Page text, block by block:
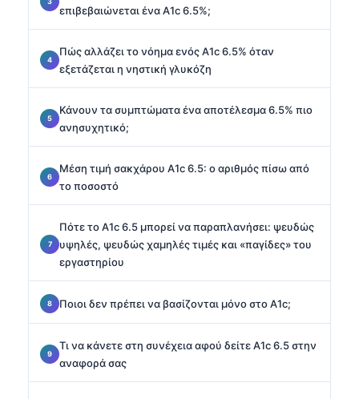
επιβεβαιώνεται ένα A1c 6.5%;
Πώς αλλάζει το νόημα ενός A1c 6.5% όταν
εξετάζεται η νηστική γλυκόζη
Κάνουν τα συμπτώματα ένα αποτέλεσμα 6.5% πιο
ανησυχητικό;
Μέση τιμή σακχάρου A1c 6.5: ο αριθμός πίσω από
το ποσοστό
Πότε το A1c 6.5 μπορεί να παραπλανήσει: ψευδώς
υψηλές, ψευδώς χαμηλές τιμές και «παγίδες» του
εργαστηρίου
Ποιοι δεν πρέπει να βασίζονται μόνο στο A1c;
Τι να κάνετε στη συνέχεια αφού δείτε A1c 6.5 στην
αναφορά σας